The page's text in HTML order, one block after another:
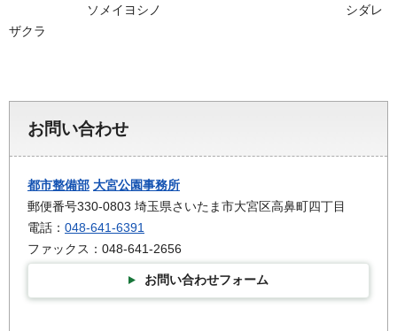
ソメイヨシノ シダレ
ザクラ
お問い合わせ
都市整備部 大宮公園事務所
郵便番号330-0803 埼玉県さいたま市大宮区高鼻町四丁目
電話： 048-641-6391
ファックス：048-641-2656
お問い合わせフォーム